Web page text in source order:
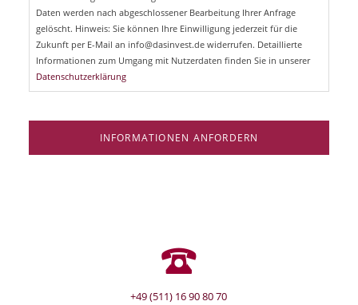
Daten werden nach abgeschlossener Bearbeitung Ihrer Anfrage
gelöscht. Hinweis: Sie können Ihre Einwilligung jederzeit für die
Zukunft per E-Mail an info@dasinvest.de widerrufen. Detaillierte
Informationen zum Umgang mit Nutzerdaten finden Sie in unserer
Datenschutzerklärung
INFORMATIONEN ANFORDERN
+49 (511) 16 90 80 70